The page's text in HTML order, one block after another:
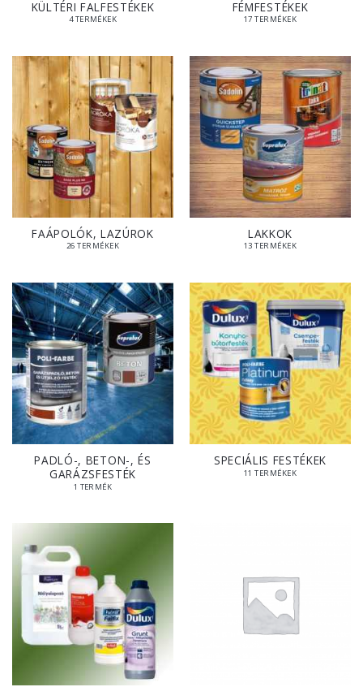
KÜLTÉRI FALFESTÉKEK
4 TERMÉKEK
FÉMFESTÉKEK
17 TERMÉKEK
FAÁPOLÓK, LAZÚROK
26 TERMÉKEK
LAKKOK
13 TERMÉKEK
PADLÓ-, BETON-, ÉS
GARÁZSFESTÉK
1 TERMÉK
SPECIÁLIS FESTÉKEK
11 TERMÉKEK